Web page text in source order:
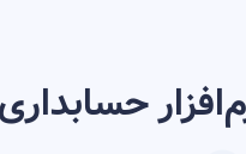
حسابداری